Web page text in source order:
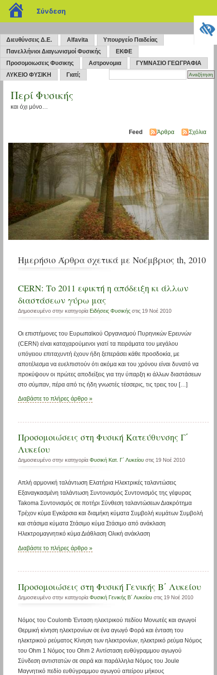
Διευθύνσεις Δ.Ε. Alfavita
Υπουργείο Παιδείας
Πανελλήνιοι Διαγωνισμοί Φυσικής
ΕΚΦΕ
Προσομοιωσεις Φυσικης
Αστρονομια
ΓΥΜΝΑΣΙΟ ΓΕΩΓΡΑΦΙΑ
ΛΥΚΕΙΟ ΦΥΣΙΚΗ
Γιατί;
Περί Φυσικής
και όχι μόνο…
Feed Άρθρα Σχόλια
Ημερήσιο Άρθρα σχετικά με Νοέμβριος th, 2010
CERN: Το 2011 εφικτή η απόδειξη κι άλλων
διαστάσεων γύρω μας
Δημοσιευμένο στην κατηγορία Ειδήσεις Φυσικήςστις 19 Νοέ 2010
Οι επιστήμονες του Ευρωπαϊκού Οργανισμού Πυρηνικών Ερευνών
(CERN) είναι καταχαρούμενοι γιατί τα πειράματα του μεγάλου
υπόγειου επιταχυντή έχουν ήδη ξεπεράσει κάθε προσδοκία, με
αποτέλεσμα να ευελπιστούν ότι ακόμα και του χρόνου είναι δυνατό να
προκύψουν οι πρώτες αποδείξεις για την ύπαρξη κι άλλων διαστάσεων
στο σύμπαν, πέρα από τις ήδη γνωστές τέσσερις, τις τρεις του […]
Διαβάστε το πλήρες άρθρο »
Προσομοιώσεις στη Φυσική Κατεύθυνσης Γ΄
Λυκείου
Δημοσιευμένο στην κατηγορία Φυσική Κατ. Γ΄ Λυκείουστις 19 Νοέ 2010
Απλή αρμονική ταλάντωση Ελατήρια Ηλεκτρικές ταλαντώσεις
Εξαναγκασμένη ταλάντωση Συντονισμός Συντονισμός της γέφυρας
Takoma Συντονισμός σε ποτήρι Σύνθεση ταλαντώσεων Διακρότημα
Τρέχον κύμα Εγκάρσια και διαμήκη κύματα Συμβολή κυμάτων Συμβολή
και στάσιμα κύματα Στάσιμο κύμα Στάσιμο από ανάκλαση
Ηλεκτρομαγνητικό κύμα Διάθλαση Ολική ανάκλαση
Διαβάστε το πλήρες άρθρο »
Προσομοιώσεις στη Φυσική Γενικής Β΄ Λυκείου
Δημοσιευμένο στην κατηγορία Φυσική Γενικής Β΄ Λυκείουστις 19 Νοέ 2010
Νόμος του Coulomb Ένταση ηλεκτρικού πεδίου Μονωτές και αγωγοί
Θερμική κίνηση ηλεκτρονίων σε ένα αγωγό Φορά και ένταση του
ηλεκτρικού ρεύματος Κίνηση των ηλεκτρονίων, ηλεκτρικό ρεύμα Νόμος
του Ohm 1 Νόμος του Ohm 2 Αντίσταση ευθύγραμμου αγωγού
Σύνδεση αντιστατών σε σειρά και παράλληλα Νόμος του Joule
Μαγνητικό πεδίο ευθύγραμμου αγωγού απείρου μήκους
blogs.sch.gr
Σύνδεση